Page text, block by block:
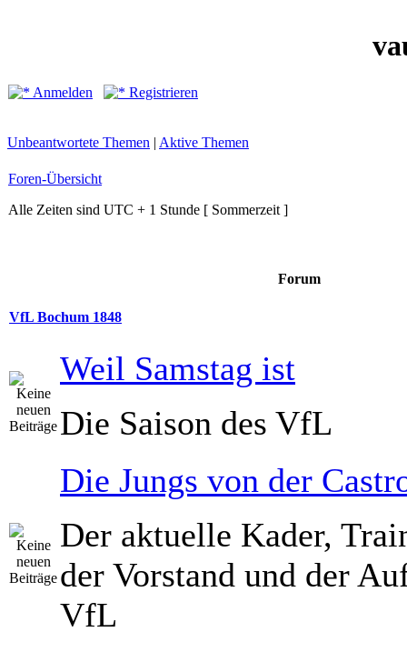
Anmelden Registrieren
Unbeantwortete Themen | Aktive Themen
Foren-Übersicht
Alle Zeiten sind UTC + 1 Stunde [ Sommerzeit ]
Forum
VfL Bochum 1848
Weil Samstag ist
Die Saison des VfL
Die Jungs von der
Der aktuelle Kader,
der Vorstand und der
VfL